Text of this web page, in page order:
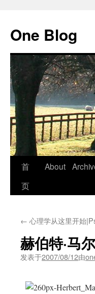
正
文
One Blog
首
页
About
← 心理学从这里开始
赫伯特·马
发表于2007/08/12由